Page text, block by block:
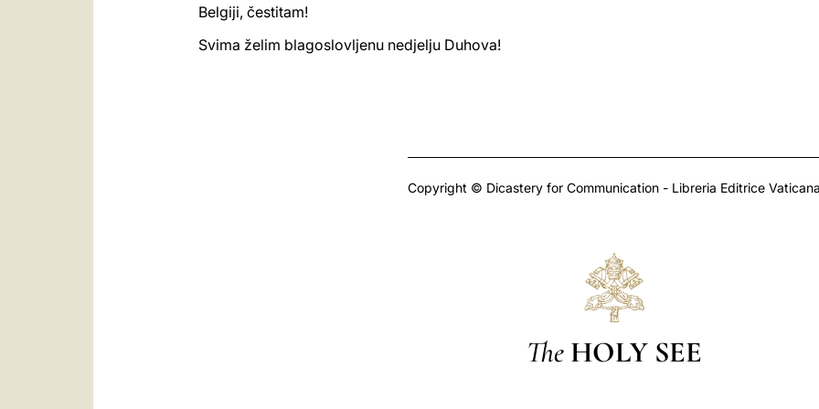
Belgiji, čestitam!
Svima želim blagoslovljenu nedjelju Duhova!
Copyright © Dicastery for Communication - Libreria Editrice
The HOLY SEE